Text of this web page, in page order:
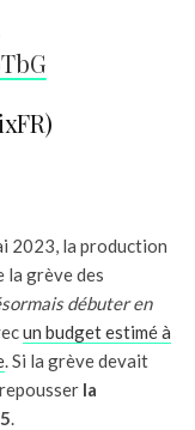
2023, la production
la grève des
débuter en
un budget estimé à
. Si la grève devait
la
.